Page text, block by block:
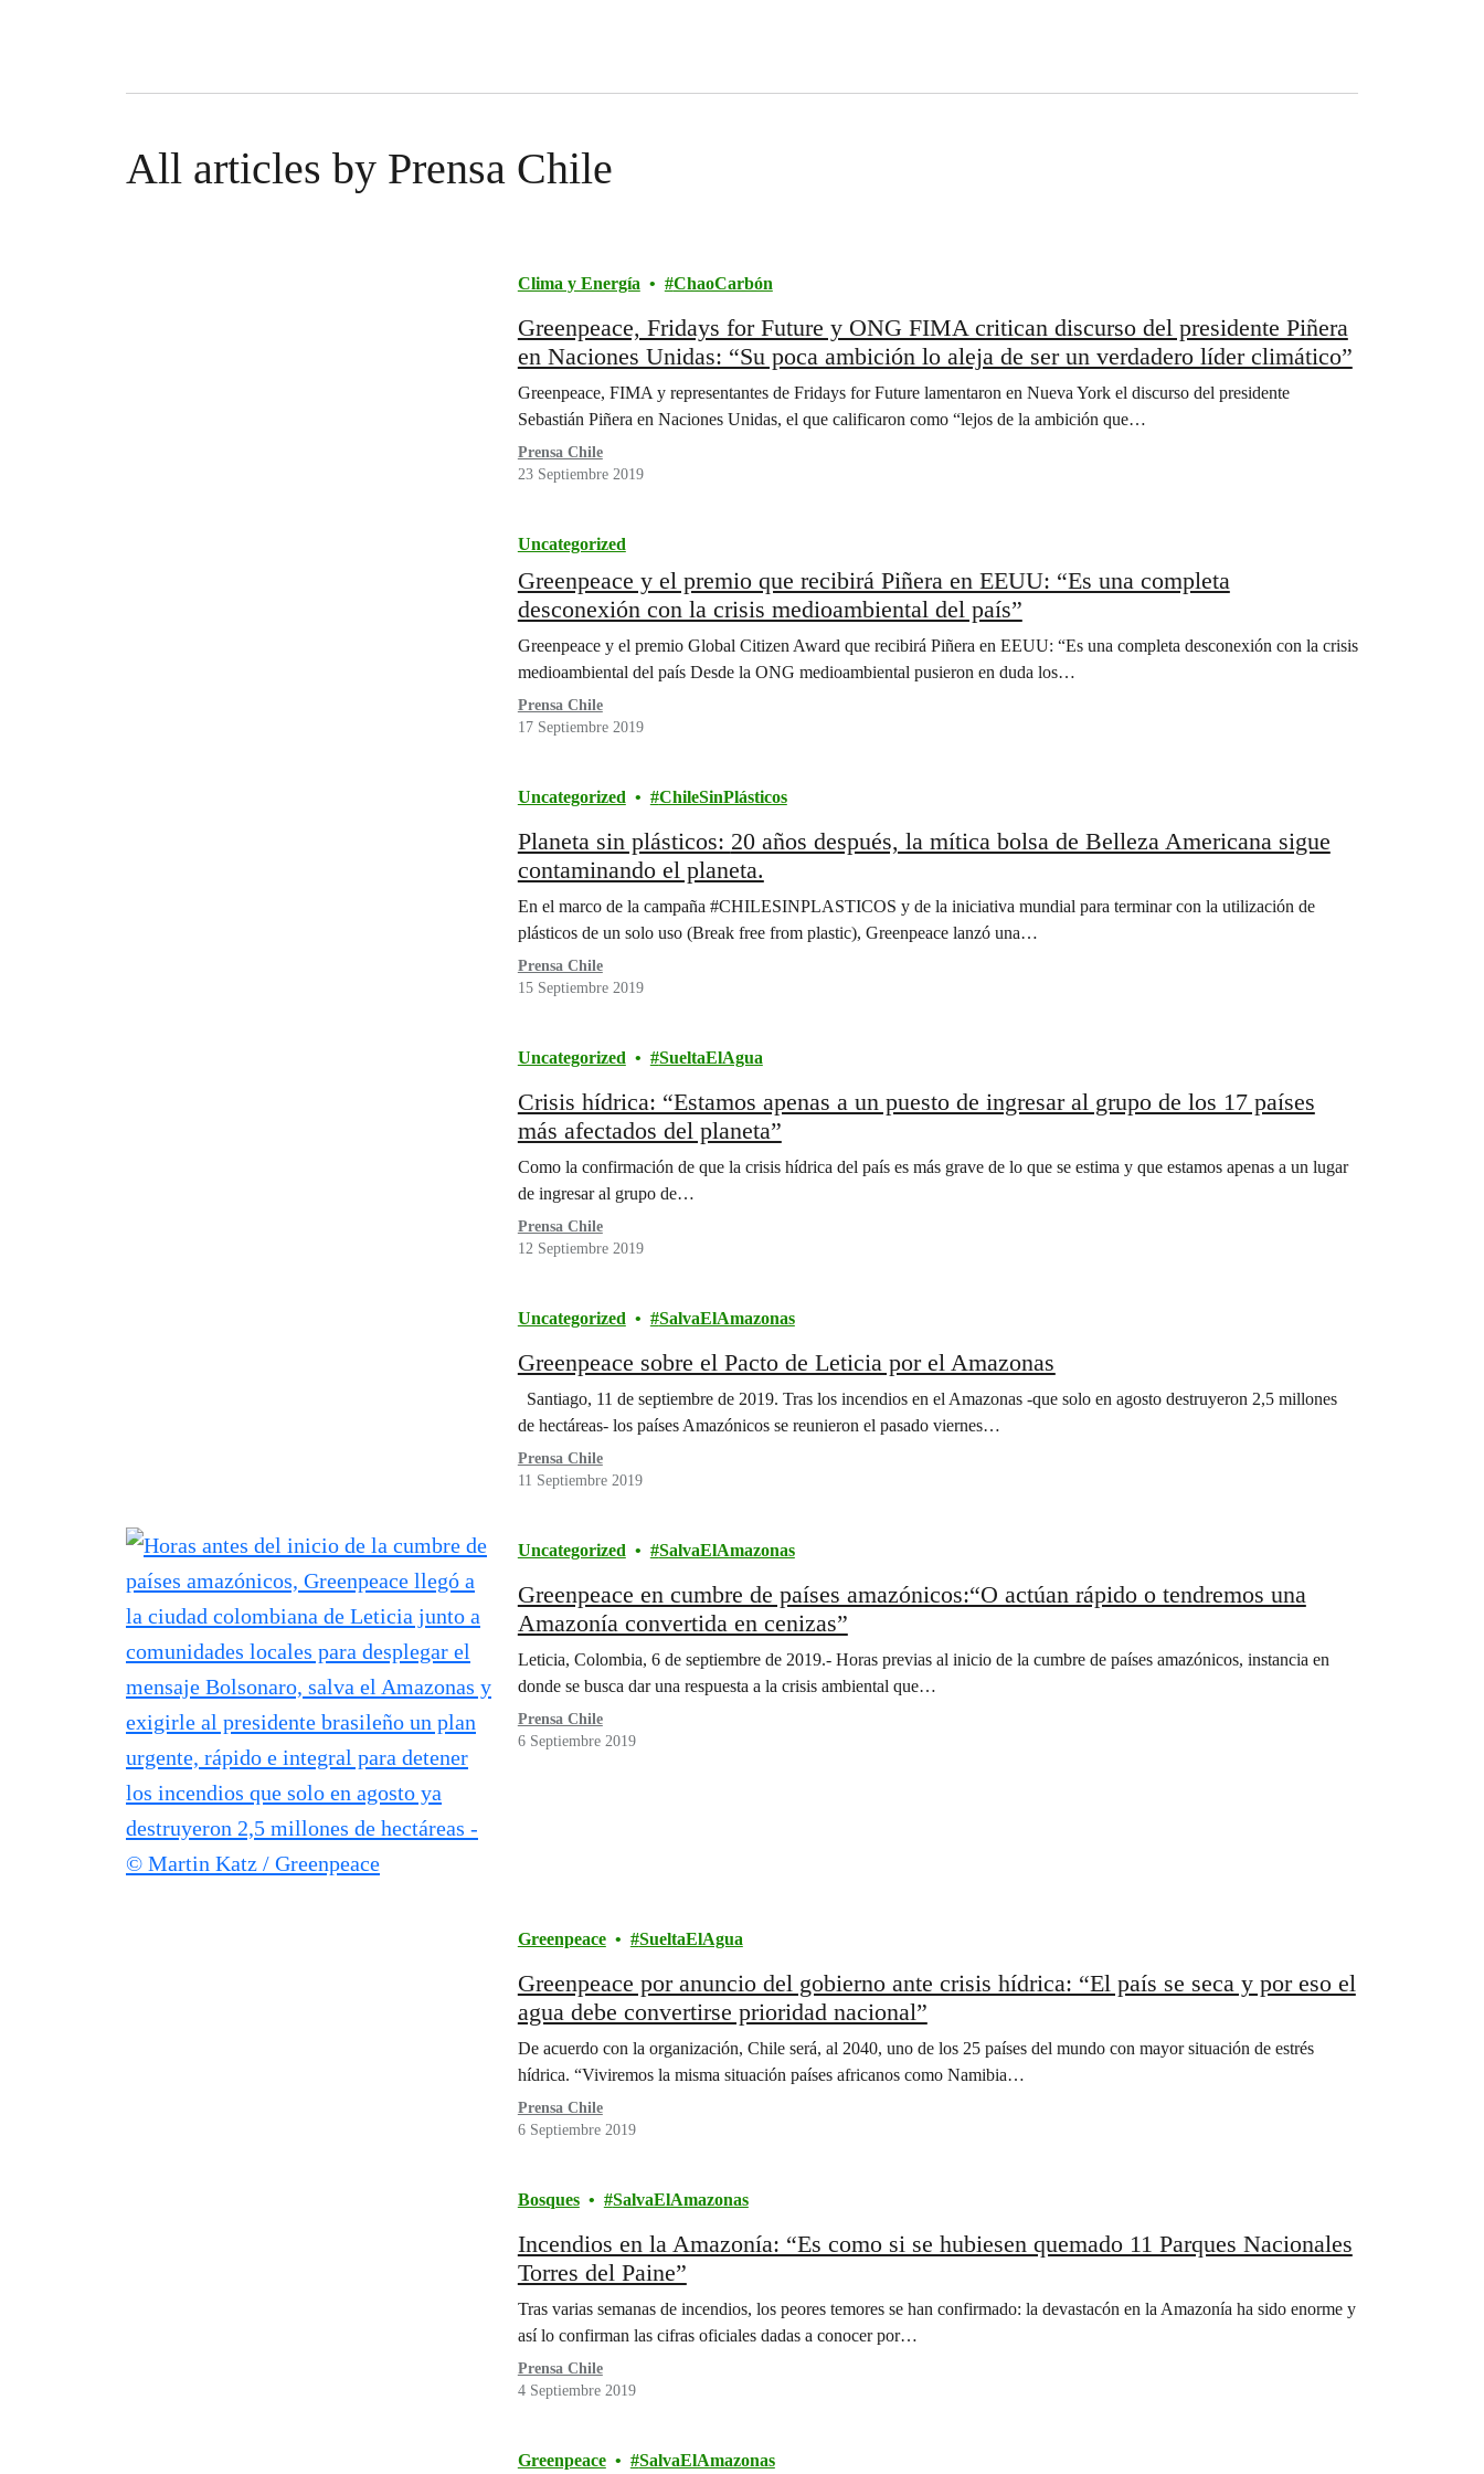
All articles by Prensa Chile
Clima y Energía ChaoCarbón
Greenpeace, Fridays for Future y ONG FIMA critican discurso del presidente Piñera
en Naciones Unidas: “Su poca ambición lo aleja de ser un verdadero líder climático”
Greenpeace, FIMA y representantes de Fridays for Future lamentaron en Nueva York el discurso del presidente
Sebastián Piñera en Naciones Unidas, el que calificaron como “lejos de la ambición que…
Prensa Chile
23 Septiembre 2019
Uncategorized
Greenpeace y el premio que recibirá Piñera en EEUU: “Es una completa
desconexión con la crisis medioambiental del país”
Greenpeace y el premio Global Citizen Award que recibirá Piñera en EEUU: “Es una completa desconexión con la crisis
medioambiental del país Desde la ONG medioambiental pusieron en duda los…
Prensa Chile
17 Septiembre 2019
Uncategorized ChileSinPlásticos
Planeta sin plásticos: 20 años después, la mítica bolsa de Belleza Americana sigue
contaminando el planeta.
En el marco de la campaña #CHILESINPLASTICOS y de la iniciativa mundial para terminar con la utilización de
plásticos de un solo uso (Break free from plastic), Greenpeace lanzó una…
Prensa Chile
15 Septiembre 2019
Uncategorized SueltaElAgua
Crisis hídrica: “Estamos apenas a un puesto de ingresar al grupo de los 17 países
más afectados del planeta”
Como la confirmación de que la crisis hídrica del país es más grave de lo que se estima y que estamos apenas a un lugar
de ingresar al grupo de…
Prensa Chile
12 Septiembre 2019
Uncategorized SalvaElAmazonas
Greenpeace sobre el Pacto de Leticia por el Amazonas
Santiago, 11 de septiembre de 2019. Tras los incendios en el Amazonas -que solo en agosto destruyeron 2,5 millones
de hectáreas- los países Amazónicos se reunieron el pasado viernes…
Prensa Chile
11 Septiembre 2019
Uncategorized SalvaElAmazonas
Greenpeace en cumbre de países amazónicos:“O actúan rápido o tendremos una
Amazonía convertida en cenizas”
Leticia, Colombia, 6 de septiembre de 2019.- Horas previas al inicio de la cumbre de países amazónicos, instancia en
donde se busca dar una respuesta a la crisis ambiental que…
Prensa Chile
6 Septiembre 2019
Greenpeace SueltaElAgua
Greenpeace por anuncio del gobierno ante crisis hídrica: “El país se seca y por eso el
agua debe convertirse prioridad nacional”
De acuerdo con la organización, Chile será, al 2040, uno de los 25 países del mundo con mayor situación de estrés
hídrica. “Viviremos la misma situación países africanos como Namibia…
Prensa Chile
6 Septiembre 2019
Bosques SalvaElAmazonas
Incendios en la Amazonía: “Es como si se hubiesen quemado 11 Parques Nacionales
Torres del Paine”
Tras varias semanas de incendios, los peores temores se han confirmado: la devastacón en la Amazonía ha sido enorme y
así lo confirman las cifras oficiales dadas a conocer por…
Prensa Chile
4 Septiembre 2019
Greenpeace SalvaElAmazonas